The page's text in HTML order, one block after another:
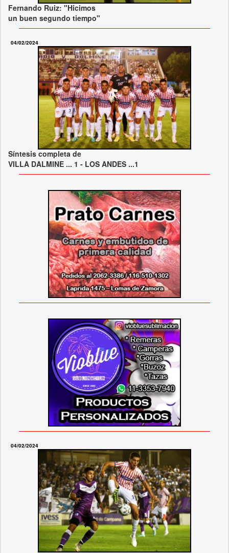
Fernando Ruiz: "Hicimos
un buen segundo tiempo"
04/02/2024
Síntesis completa de
VILLA DALMINE ... 1 - LOS ANDES ...1
04/02/2024